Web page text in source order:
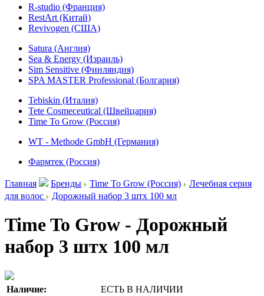
R-studio (Франция)
RestArt (Китай)
Revivogen (США)
Satura (Англия)
Sea & Energy (Израиль)
Sim Sensitive (Финляндия)
SPA MASTER Professional (Болгария)
Tebiskin (Италия)
Tete Cosmeceutical (Швейцария)
Time To Grow (Россия)
WT - Methode GmbH (Германия)
Фармтек (Россия)
Главная Бренды Time To Grow (Россия)
Лечебная серия
для волос
Дорожный набор 3 штх 100 мл
Time To Grow - Дорожный
набор 3 штх 100 мл
Наличие:
ЕСТЬ В НАЛИЧИИ